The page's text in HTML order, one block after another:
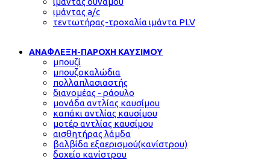
ιμάντας a/c
τεντωτήρας-τροχαλία ιμάντα PLV
ΑΝΑΦΛΕΞΗ-ΠΑΡΟΧΗ ΚΑΥΣΙΜΟΥ
μπουζί
μπουζοκαλώδια
πολλαπλασιαστής
διανομέας - ράουλο
μονάδα αντλίας καυσίμου
καπάκι αντλίας καυσίμου
μοτέρ αντλίας καυσίμου
αισθητήρας λάμδα
βαλβίδα εξαερισμού(κανίστρου)
δοχείο κανίστρου